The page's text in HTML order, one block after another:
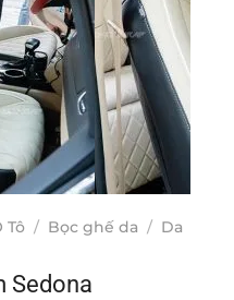
Tô / Bọc ghế da / Da
Sedona